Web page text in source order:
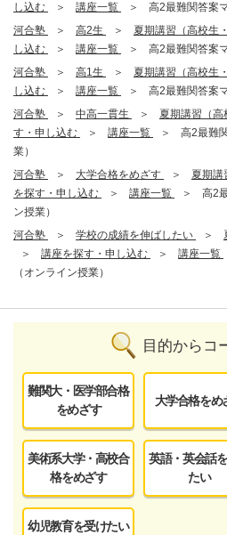
し込む
講座一覧
高2最難関答案
河合塾
高2生 夏期講習（高校生
し込む
講座一覧
高2最難関答案
河合塾
高1生 夏期講習（高校生
し込む
講座一覧
高2最難関答案
河合塾
中高一貫生 夏期講習（高
す・申し込む
講座一覧
高2最難
業）
河合塾
大学合格をめざす 夏期講
を探す・申し込む
講座一覧
高2
ン授業）
河合塾
学校の成績を伸ばしたい
講座を探す・申し込む
講座一覧
（オンライン授業）
目的からコ
難関大・医学部合格
をめざす
大学合格をめ
美術系大学・高校合
格をめざす
英語・英会話
たい
幼児教育を受けたい